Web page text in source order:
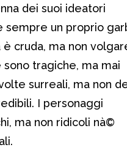
dei suoi ideatori
sempre un proprio
è cruda, ma non
tragiche, ma mai
surreali, ma non
I personaggi
ma non ridicoli nà©